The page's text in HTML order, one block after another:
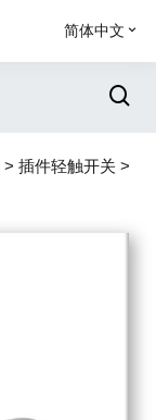
简体中文
> 插件轻触开关 >